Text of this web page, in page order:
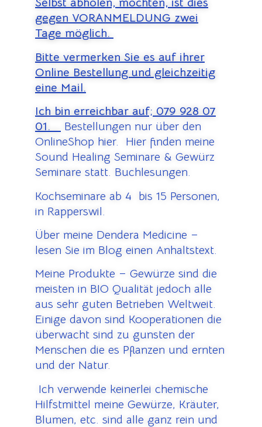
gegen VORANMELDUNG zwei
Tage möglich.
Bitte vermerken Sie es auf ihrer
Online Bestellung und gleichzeitig
eine Mail.
Ich bin erreichbar auf; 079 928 07
01.
Bestellungen nur über den
OnlineShop hier. Hier finden meine
Sound Healing Seminare & Gewürz
Seminare statt. Buchlesungen.
Kochseminare ab 4 bis 15 Personen,
in Rapperswil.
Über meine Dendera Medicine –
lesen Sie im Blog einen Anhaltstext.
Meine Produkte – Gewürze sind die
meisten in BIO Qualität jedoch alle
aus sehr guten Betrieben Weltweit.
Einige davon sind Kooperationen die
überwacht sind zu gunsten der
Menschen die es Pflanzen und ernten
und der Natur.
Ich verwende keinerlei chemische
Hilfstmittel meine Gewürze, Kräuter,
Blumen, etc. sind alle ganz rein und